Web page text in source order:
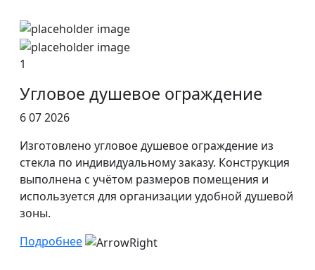
1
Угловое душевое ограждение
6 07 2026
Изготовлено угловое душевое ограждение из
стекла по индивидуальному заказу. Конструкция
выполнена с учётом размеров помещения и
используется для организации удобной душевой
зоны.
Подробнее